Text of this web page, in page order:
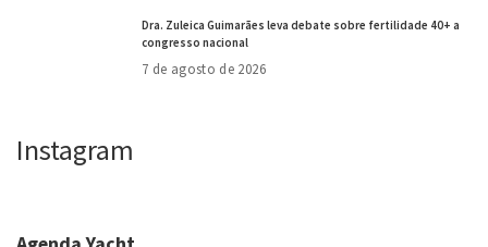
Dra. Zuleica Guimarães leva debate sobre fertilidade 40+ a
congresso nacional
7 de agosto de 2026
Instagram